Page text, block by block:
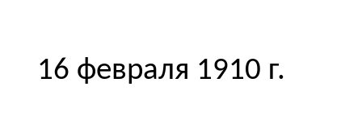
16 февраля 1910 г.